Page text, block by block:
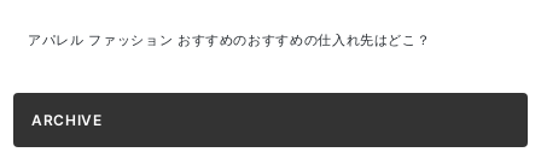
アパレル ファッション おすすめのおすすめの仕入れ先はどこ？
ARCHIVE